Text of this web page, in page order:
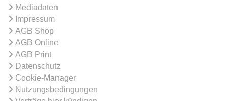
Mediadaten
Impressum
AGB Shop
AGB Online
AGB Print
Datenschutz
Cookie-Manager
Nutzungsbedingungen